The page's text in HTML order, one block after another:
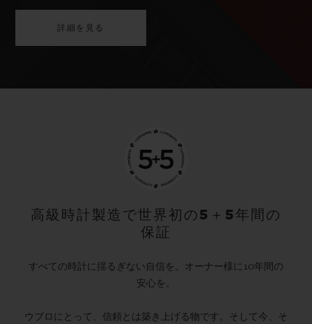
詳細を見る
高級時計製造で世界初の5＋5年間の
保証
すべての時計に揺るぎない自信を。オーナー様に10年間の
安心を。
ウブロにとって、信頼とは築き上げる物です。そして今、そ